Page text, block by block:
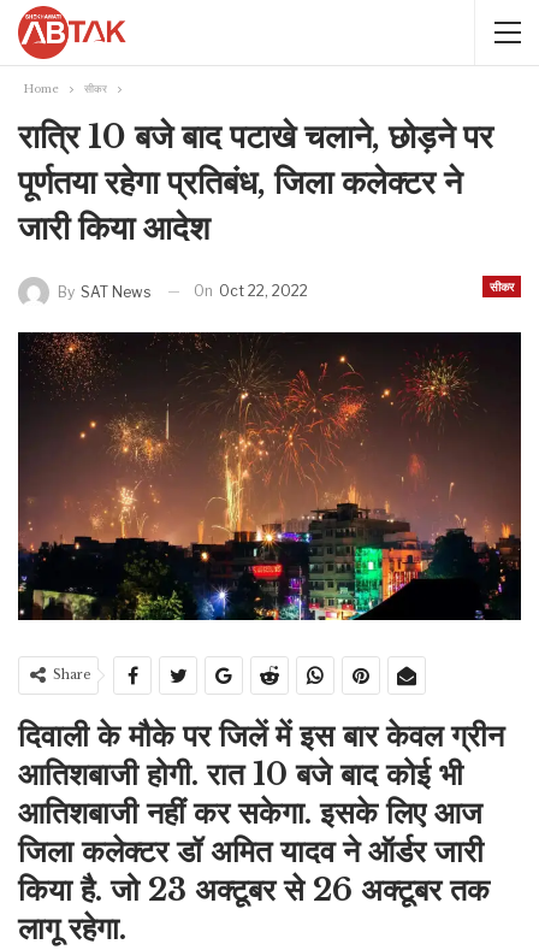
Home सीकर
रात्रि 10 बजे बाद पटाखे चलाने, छोड़ने पर
पूर्णतया रहेगा प्रतिबंध, जिला कलेक्टर ने
जारी किया आदेश
सीकर
By SAT News On Oct 22, 2022
Share
दिवाली के मौके परजिलेंमें इस बार केवल ग्रीन
आतिशबाजी होगी. रात 10 बजे बाद कोई भी
आतिशबाजी नहीं कर सकेगा. इसके लिए आज
जिला कलेक्टर डॉ अमित यादव ने ऑर्डर जारी
किया है. जो 23 अक्टूबर से 26 अक्टूबर तक
लागू रहेगा.